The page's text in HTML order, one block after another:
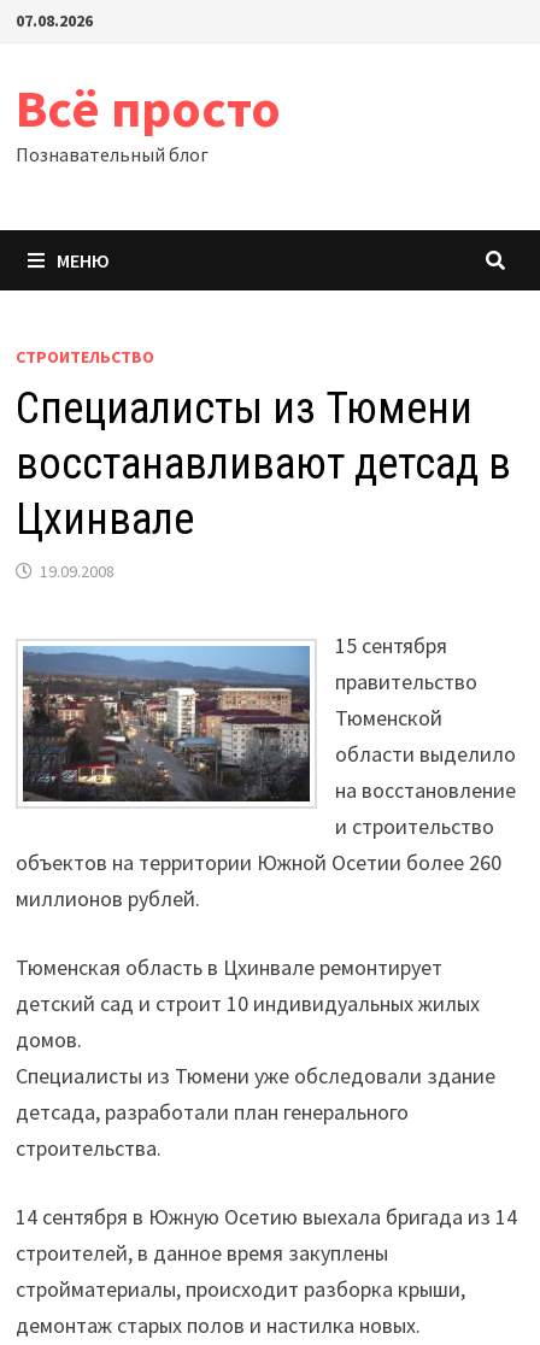
Перейти
07.08.2026
Всё просто
Познавательный блог
МЕНЮ
СТРОИТЕЛЬСТВО
Специалисты из Тюмени
восстанавливают детсад в
Цхинвале
19.09.2008
15 сентября
правительство
Тюменской
области выделило
на восстановление
и строительство
объектов на территории Южной Осетии более 260
миллионов рублей.
Тюменская область в Цхинвале ремонтирует
детский сад и строит 10 индивидуальных жилых
домов.
Специалисты из Тюмени уже обследовали здание
детсада, разработали план генерального
строительства.
14 сентября в Южную Осетию выехала бригада из 14
строителей, в данное время закуплены
стройматериалы, происходит разборка крыши,
демонтаж старых полов и настилка новых.